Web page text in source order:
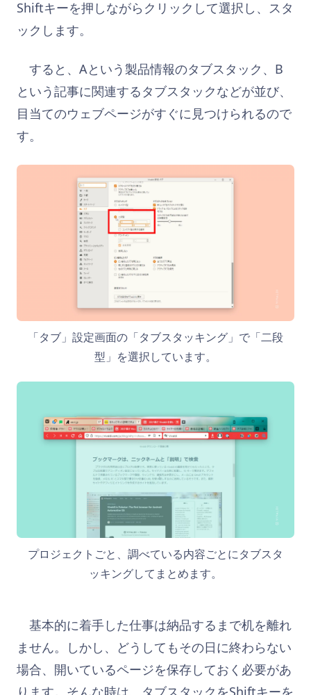
Shiftキーを押しながらクリックして選択し、スタ
ックします。
すると、Aという製品情報のタブスタック、B
という記事に関連するタブスタックなどが並び、
目当てのウェブページがすぐに見つけられるので
す。
「タブ」設定画面の「タブスタッキング」で「二段
型」を選択しています。
プロジェクトごと、調べている内容ごとにタブスタ
ッキングしてまとめます。
基本的に着手した仕事は納品するまで机を離れ
ません。しかし、どうしてもその日に終わらない
場合、開いているページを保存しておく必要があ
ります。そんな時は、タブスタックをShiftキーを